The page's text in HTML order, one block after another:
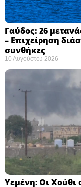
Γαύδος: 26
– Επιχείρηση
συνθήκες ​
10 Αυγούστου 2026
Υεμένη: Οι Χούθι